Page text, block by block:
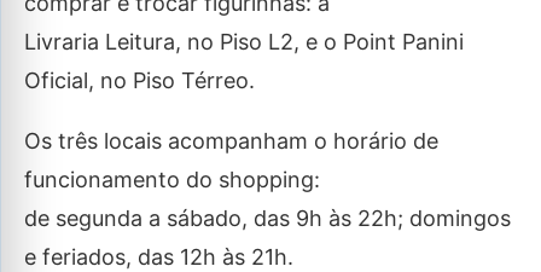
Livraria Leitura, no Piso L2, e o Point Panini
Oficial, no Piso Térreo.
Os três locais acompanham o horário de
funcionamento do shopping:
de segunda a sábado, das 9h às 22h; domingos
e feriados, das 12h às 21h.